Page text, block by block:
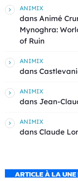
ANIMIX
dans Animé
Mynoghra:
of Ruin
ANIMIX
dans
ANIMIX
dans Jean-
ANIMIX
dans Claude
ARTICLE À LA UNE